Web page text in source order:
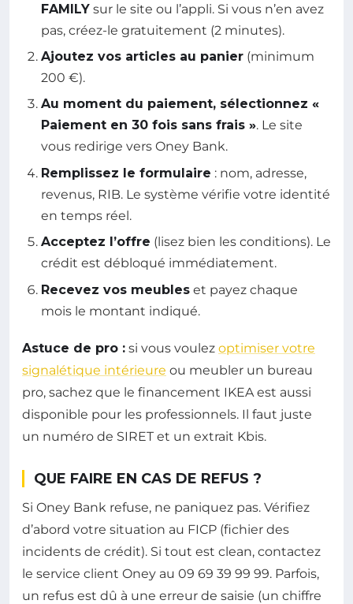
FAMILY sur le site ou l’appli. Si vous n’en avez
pas, créez-le gratuitement (2 minutes).
Ajoutez vos articles au panier (minimum
200 €).
Au moment du paiement, sélectionnez «
Paiement en 30 fois sans frais ». Le site
vous redirige vers Oney Bank.
Remplissez le formulaire : nom, adresse,
revenus, RIB. Le système vérifie votre identité
en temps réel.
Acceptez l’offre (lisez bien les conditions). Le
crédit est débloqué immédiatement.
Recevez vos meubles et payez chaque
mois le montant indiqué.
Astuce de pro : si vous voulez optimiser votre
signalétique intérieure ou meubler un bureau
pro, sachez que le financement IKEA est aussi
disponible pour les professionnels. Il faut juste
un numéro de SIRET et un extrait Kbis.
QUE FAIRE EN CAS DE REFUS ?
Si Oney Bank refuse, ne paniquez pas. Vérifiez
d’abord votre situation au FICP (fichier des
incidents de crédit). Si tout est clean, contactez
le service client Oney au 09 69 39 99 99. Parfois,
un refus est dû à une erreur de saisie (un chiffre